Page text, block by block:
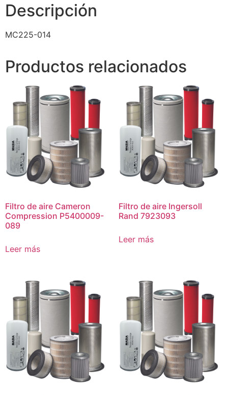
Descripción
MC225-014
Productos relacionados
Filtro de aire Cameron
Compression P5400009-
089
Leer más
Filtro de aire Ingersoll
Rand 7923093
Leer más